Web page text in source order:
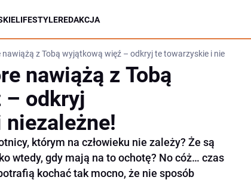
LIFESTYLEREDAKCJA
z Tobą wyjątkową więź – odkryj te towarzyskie i niezależne!
nawiążą z Tobą
– odkryj
którym na człowieku nie zależy? Że są
wtedy, gdy mają na to ochotę? No cóż… czas
kochać tak mocno, że nie sposób